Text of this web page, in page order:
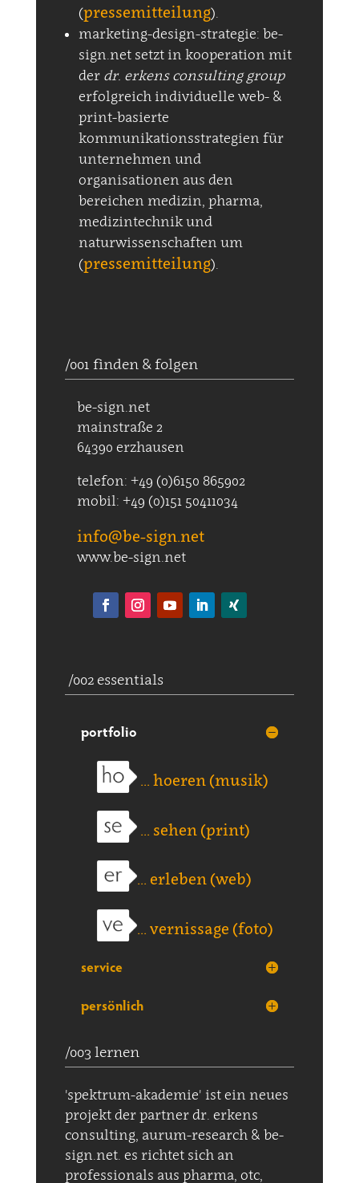
(pressemitteilung).
marketing-design-strategie: be-
sign.net setzt in kooperation mit
der dr. erkens consulting group
erfolgreich individuelle web- &
print-basierte
kommunikationsstrategien für
unternehmen und
organisationen aus den
bereichen medizin, pharma,
medizintechnik und
naturwissenschaften um
(pressemitteilung).
/001 finden & folgen
be-sign.net
mainstraße 2
64390 erzhausen
telefon: +49 (0)6150 865902
mobil: +49 (0)151 50411034
info@be-sign.net
www.be-sign.net
/002 essentials
portfolio
... hoeren (musik)
... sehen (print)
... erleben (web)
... vernissage (foto)
service
persönlich
/003 lernen
'spektrum-akademie' ist ein neues
projekt der partner dr. erkens
consulting, aurum-research & be-
sign.net. es richtet sich an
professionals aus pharma, otc,